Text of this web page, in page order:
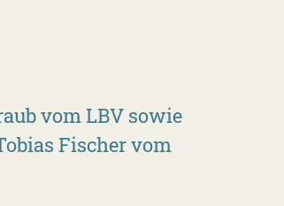
vom LBV sowie
Fischer vom